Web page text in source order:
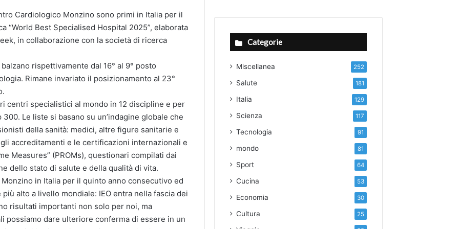
Cardiologico Monzino sono primi in Italia per il
“World Best Specialised Hospital 2025”, elaborata
in collaborazione con la società di ricerca
rispettivamente dal 16° al 9° posto
Rimane invariato il posizionamento al 23°
centri specialistici al mondo in 12 discipline e per
Le liste si basano su un’indagine globale che
della sanità: medici, altre figure sanitarie e
accreditamenti e le certificazioni internazionali e
Measures” (PROMs), questionari compilati dai
dello stato di salute e della qualità di vita.
in Italia per il quinto anno consecutivo ed
alto a livello mondiale: IEO entra nella fascia dei
risultati importanti non solo per noi, ma
possiamo dare ulteriore conferma di essere in un
Categorie
Miscellanea 252
Salute 181
Italia 129
Scienza 117
Tecnologia 91
mondo 81
Sport 64
Cucina 53
Economia 30
Cultura 25